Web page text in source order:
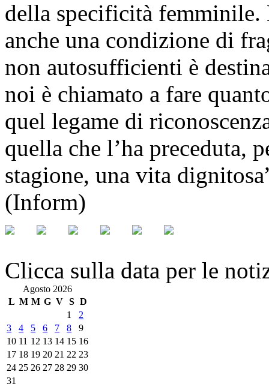
della specificità femminile.
anche una condizione di
non autosufficienti è
noi è chiamato a fare
quel legame di
quella che l’ha preceduta,
stagione, una vita
(Inform)
Clicca sulla data per le
Agosto 2026
L M M G V S D
1
2
3
4 5 6 7 8
9
10 11 12 13 14 15 16
17 18 19 20 21 22 23
24 25 26 27 28 29 30
31